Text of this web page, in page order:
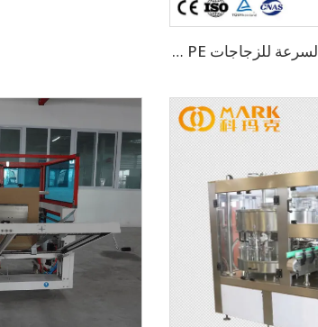
ماكينة قطع أوتوماتيكية عالية السرعة للزجاجات PE وPVC وPET